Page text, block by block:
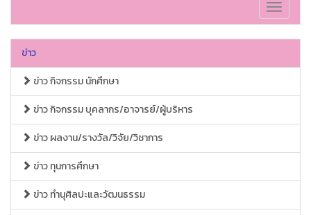
Toggle
ข่าว
ข่าว กิจกรรม นักศึกษา
ข่าว กิจกรรม บุคลากร/อาจารย์/ผู้บริหาร
ข่าว ผลงาน/รางวัล/วิจัย/วิชาการ
ข่าว ทุนการศึกษา
ข่าว ทำนุศิลปะและวัฒนธรรม